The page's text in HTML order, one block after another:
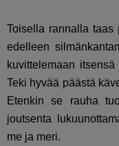
Toisella rannalla taas
edelleen
kuvittelemaan
Teki hyvää päästä
Etenkin se rauha
joutsenta
me ja meri.